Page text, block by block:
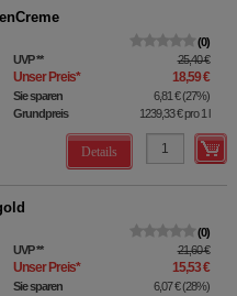
0
UVP** 25,40 €
Unser Preis* 18,59 €
Sie sparen 6,81 €(27%)
Grundpreis
1239,33 €pro 1 l
Details
0
UVP** 21,60 €
Unser Preis* 15,53 €
Sie sparen 6,07 €(28%)